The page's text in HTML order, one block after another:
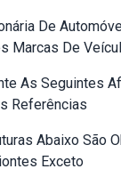
De
Marcas De
As Seguintes
Referências
Abaixo São
Exceto